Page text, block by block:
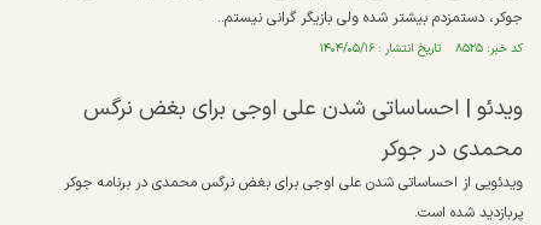
جوکر، دستمزدم بیشتر شده ولی بازیگر گرانی نیستم..
کد خبر: ۸۵۲۵ تاریخ انتشار : ۱۴۰۴/۰۵/۱۶
ویدئو | احساساتی شدن علی اوجی برای بغض نرگس
محمدی در جوکر
ویدئویی از احساساتی شدن علی اوجی برای بغض نرگس محمدی در برنامه جوکر
پربازدید شده است.